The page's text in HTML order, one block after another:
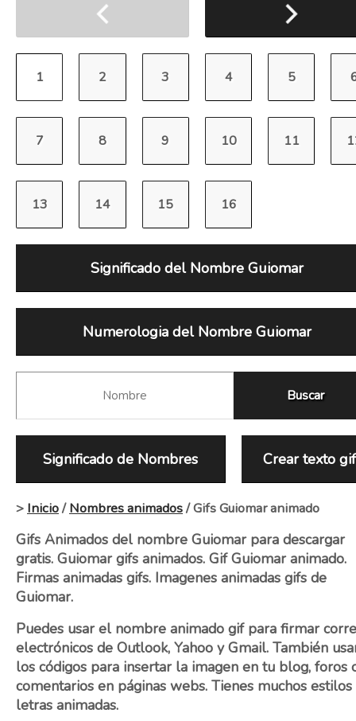
Significado del Nombre Guiomar
Numerologia del Nombre Guiomar
Significado de Nombres Crear texto gif
> Inicio/Nombres animados/ Gifs Guiomar animado
Gifs Animados del nombre Guiomar para descargar
gratis. Guiomar gifs animados. Gif Guiomar animado.
Firmas animadas gifs. Imagenes animadas gifs de
Guiomar.
Puedes usar el nombre animado gif para firmar
electrónicos de Outlook, Yahoo y Gmail. También
los códigos para insertar la imagen en tu blog, foros
comentarios en páginas webs. Tienes muchos estilos
letras animadas.